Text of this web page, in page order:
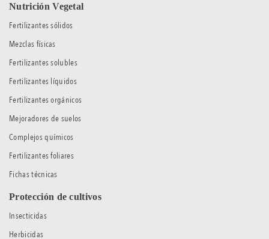
Nutrición Vegetal
Fertilizantes sólidos
Mezclas físicas
Fertilizantes solubles
Fertilizantes líquidos
Fertilizantes orgánicos
Mejoradores de suelos
Complejos químicos
Fertilizantes foliares
Fichas técnicas
Protección de cultivos
Insecticidas
Herbicidas